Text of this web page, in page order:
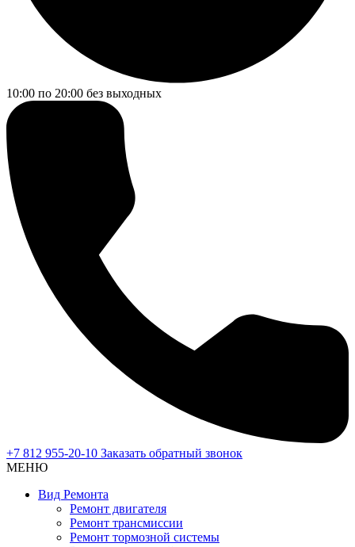
10:00 по 20:00 без выходных
+7 812 955-20-10 Заказать обратный звонок
МЕНЮ
Вид Ремонта
Ремонт двигателя
Ремонт трансмиссии
Ремонт тормозной системы